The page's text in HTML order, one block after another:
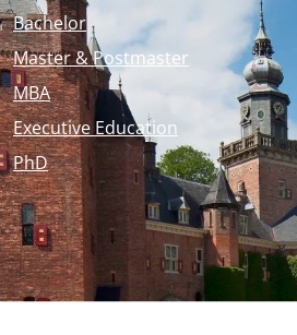
Bachelor
Master & Postmaster
MBA
Executive Education
PhD